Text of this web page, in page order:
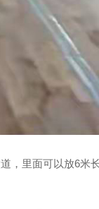
，里面可以放6米